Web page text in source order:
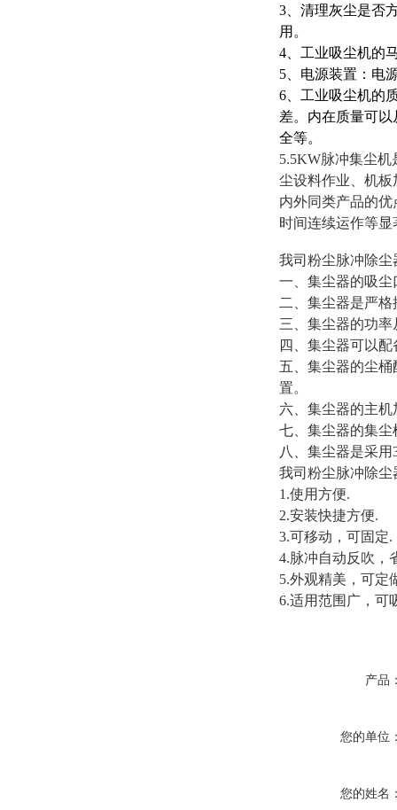
3、清理灰尘是否
用。
4、工业吸尘机的
5、电源装置：电
6、工业吸尘机的
差。内在质量可
全等。
5.5KW脉冲集尘机
尘设料作业、机
内外同类产品的
时间连续运作等
我司 粉尘脉冲除尘
一、集尘器的吸尘
二、集尘器是严
三、集尘器的功率
四、集尘器可以
五、集尘器的尘
置。
六、集尘器的主
七、集尘器的集
八、集尘器是采
我司 粉尘脉冲除尘
1.使用方便.
2.安装快捷方便.
3.可移动，可固定.
4.脉冲自动反吹，
5.外观精美，可定
6.适用范围广，可
产品
您的单位
您的姓名